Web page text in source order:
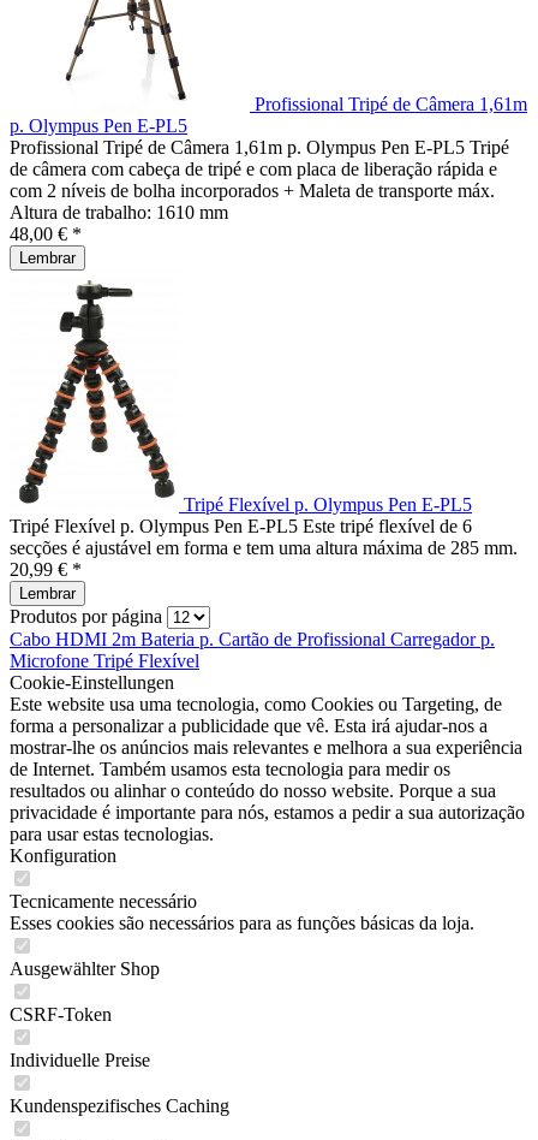
Profissional Tripé de Câmera 1,61m
p. Olympus Pen E-PL5
Profissional Tripé de Câmera 1,61m p. Olympus Pen E-PL5 Tripé
de câmera com cabeça de tripé e com placa de liberação rápida e
com 2 níveis de bolha incorporados + Maleta de transporte máx.
Altura de trabalho: 1610 mm
48,00 € *
Lembrar
Tripé Flexível p. Olympus Pen E-PL5
Tripé Flexível p. Olympus Pen E-PL5 Este tripé flexível de 6
secções é ajustável em forma e tem uma altura máxima de 285 mm.
20,99 € *
Lembrar
Produtos por página
Cabo HDMI 2m Bateria p. Cartão de Profissional Carregador p.
Microfone Tripé Flexível
Cookie-Einstellungen
Este website usa uma tecnologia, como Cookies ou Targeting, de
forma a personalizar a publicidade que vê. Esta irá ajudar-nos a
mostrar-lhe os anúncios mais relevantes e melhora a sua experiência
de Internet. Também usamos esta tecnologia para medir os
resultados ou alinhar o conteúdo do nosso website. Porque a sua
privacidade é importante para nós, estamos a pedir a sua autorização
para usar estas tecnologias.
Konfiguration
Tecnicamente necessário
Esses cookies são necessários para as funções básicas da loja.
Ausgewählter Shop
CSRF-Token
Individuelle Preise
Kundenspezifisches Caching